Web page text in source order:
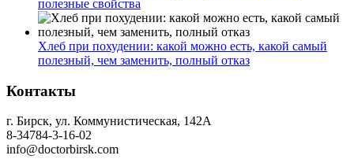
полезные свойства
Хлеб при похудении: какой можно есть, какой самый
полезный, чем заменить, полный отказ
Контакты
г. Бирск, ул. Коммунистическая, 142А
8-34784-3-16-02
info@doctorbirsk.com